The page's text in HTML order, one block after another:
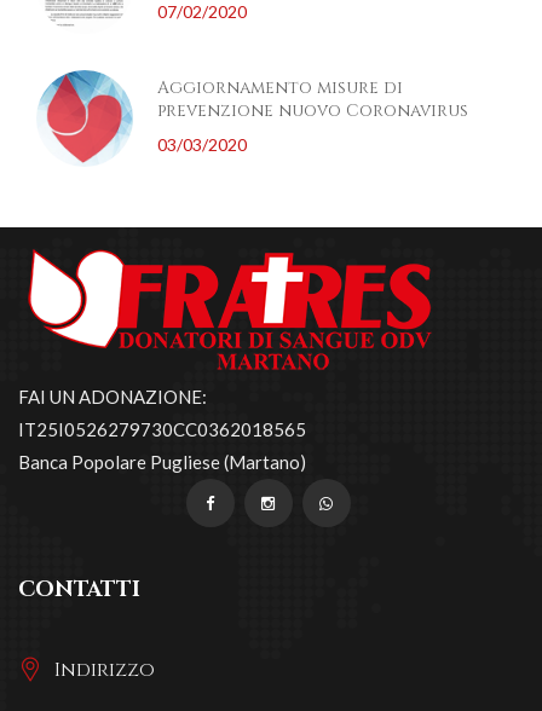
07/02/2020
Aggiornamento misure di
prevenzione nuovo Coronavirus
03/03/2020
FAI UN ADONAZIONE:
IT25I0526279730CC0362018565
Banca Popolare Pugliese (Martano)
CONTATTI
Indirizzo